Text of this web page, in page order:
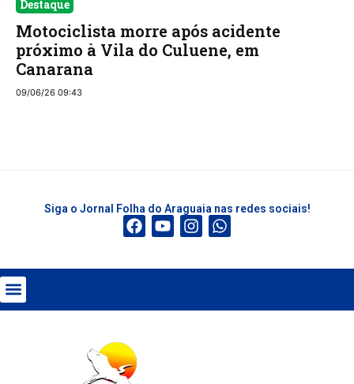
Destaque
Motociclista morre após acidente
próximo à Vila do Culuene, em
Canarana
09/06/26 09:43
Siga o Jornal Folha do Araguaia nas redes sociais!